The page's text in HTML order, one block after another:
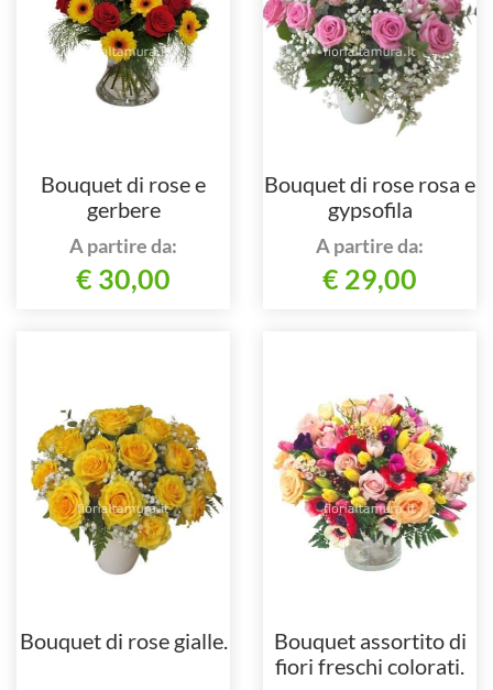
Bouquet di rose e
gerbere
A partire da:
€ 30,00
Bouquet di rose rosa e
gypsofila
A partire da:
€ 29,00
Bouquet di rose gialle.
Bouquet assortito di
fiori freschi colorati.